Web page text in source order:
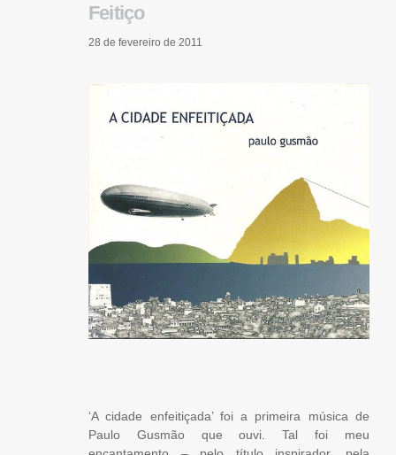
Feitiço
28 de fevereiro de 2011
‘A cidade enfeitiçada’ foi a primeira música de
Paulo Gusmão que ouvi. Tal foi meu